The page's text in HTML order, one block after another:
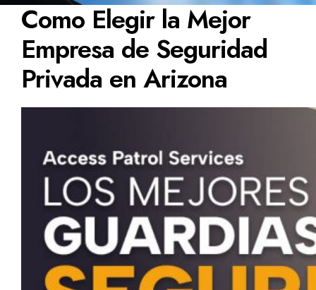
Como Elegir la Mejor
Empresa de Seguridad
Privada en Arizona